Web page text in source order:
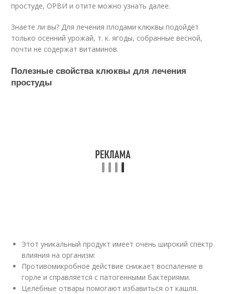
простуде, ОРВИ и отите можно узнать далее.
Знаете ли вы? Для лечения плодами клюквы подойдёт
только осенний урожай, т. к. ягоды, собранные весной,
почти не содержат витаминов.
Полезные свойства клюквы для лечения
простуды
Этот уникальный продукт имеет очень широкий спектр
влияния на организм:
Противомикробное действие снижает воспаление в
горле и справляется с патогенными бактериями.
Целебные отвары помогают избавиться от кашля.